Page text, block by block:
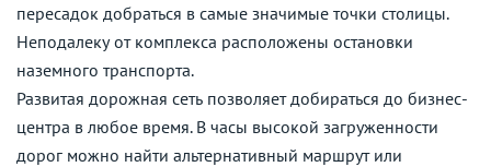
пересадок добраться в самые значимые точки столицы.
Неподалеку от комплекса расположены остановки
наземного транспорта.
Развитая дорожная сеть позволяет добираться до бизнес-
центра в любое время. В часы высокой загруженности
дорог можно найти альтернативный маршрут или